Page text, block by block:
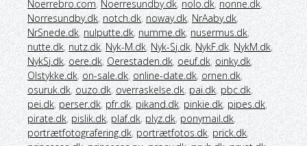
Noerrebro.com, Noerresundby.dk, nolo.dk, nonne.dk,
Norresundby.dk, notch.dk, noway.dk, NrAaby.dk,
NrSnede.dk, nulputte.dk, numme.dk, nusermus.dk,
nutte.dk, nutz.dk, Nyk-M.dk, Nyk-Sj.dk, NykF.dk, NykM.dk,
NykSj.dk, oere.dk, Oerestaden.dk, oeuf.dk, oinky.dk,
Olstykke.dk, on-sale.dk, online-date.dk, ornen.dk,
osuruk.dk, ouzo.dk, overraskelse.dk, pai.dk, pbc.dk,
pei.dk, perser.dk, pfr.dk, pikand.dk, pinkie.dk, pipes.dk,
pirate.dk, pislik.dk, plaf.dk, plyz.dk, ponymail.dk,
portrætfotografering.dk, portrætfotos.dk, prick.dk,